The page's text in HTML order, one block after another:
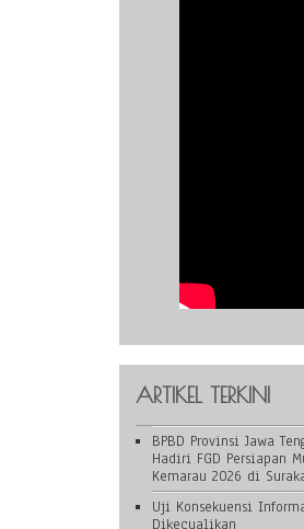
ARTIKEL TERKINI
BPBD Provinsi Jawa
Hadiri FGD Persiapan
Kemarau 2026 di
Uji Konsekuensi
Dikecualikan